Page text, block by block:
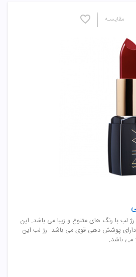
این لی یک رژ لب با رنگ های متنوع و زیبا می باشد. این
دارای پوشش دهی قوی می باشد. رژ لب این
می باشد.
مقایسـه